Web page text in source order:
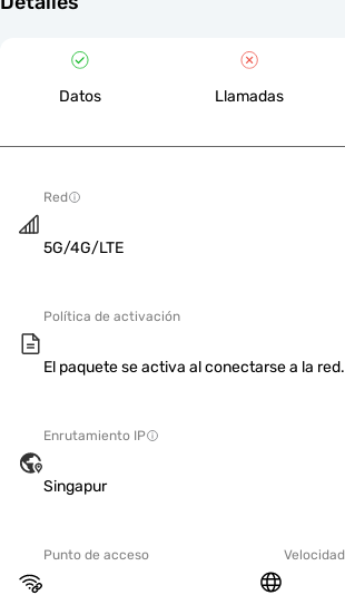
Datos Llamadas
Red
5G/4G/LTE
Política de activación
El paquete se activa al conectarse a la red.
Enrutamiento IP
Singapur
Punto de acceso Velocidad